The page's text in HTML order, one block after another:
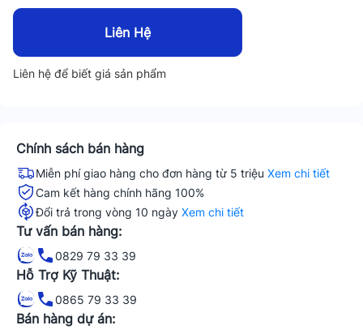
Liên Hệ
Liên hệ để biết giá sản phẩm
Chính sách bán hàng
Miễn phí giao hàng cho đơn hàng từ 5 triệu Xem chi tiết
Cam kết hàng chính hãng 100%
Đổi trả trong vòng 10 ngày Xem chi tiết
Tư vấn bán hàng:
0829 79 33 39
Hỗ Trợ Kỹ Thuật:
0865 79 33 39
Bán hàng dự án: